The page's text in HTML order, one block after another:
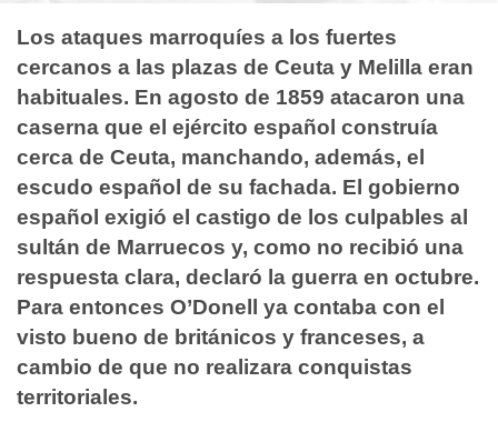
Los ataques marroquíes a los fuertes
cercanos a las plazas de Ceuta y Melilla eran
habituales. En agosto de 1859 atacaron una
caserna que el ejército español construía
cerca de Ceuta, manchando, además, el
escudo español de su fachada. El gobierno
español exigió el castigo de los culpables al
sultán de Marruecos y, como no recibió una
respuesta clara, declaró la guerra en octubre.
Para entonces O’Donell ya contaba con el
visto bueno de británicos y franceses, a
cambio de que no realizara conquistas
territoriales.